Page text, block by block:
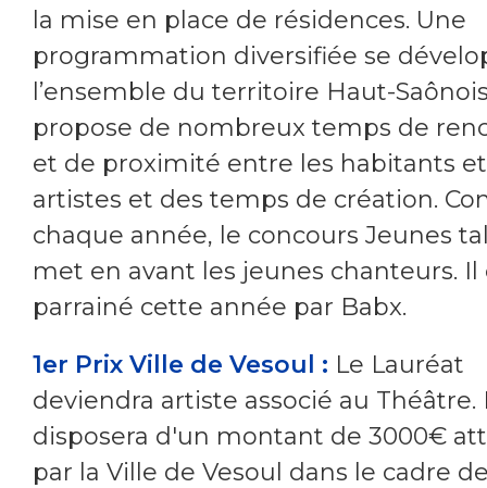
la mise en place de résidences. Une
programmation diversifiée se
l’ensemble du territoire Haut-
propose de nombreux temps de
et de proximité entre les habitants
artistes et des temps de création.
chaque année, le concours Jeunes
met en avant les jeunes chanteurs. Il
parrainé cette année par Babx.
1er Prix Ville de Vesoul : Le Lauréat
deviendra artiste associé au Théâtre.
disposera d'un montant de 3000€
par la Ville de Vesoul dans le cadre